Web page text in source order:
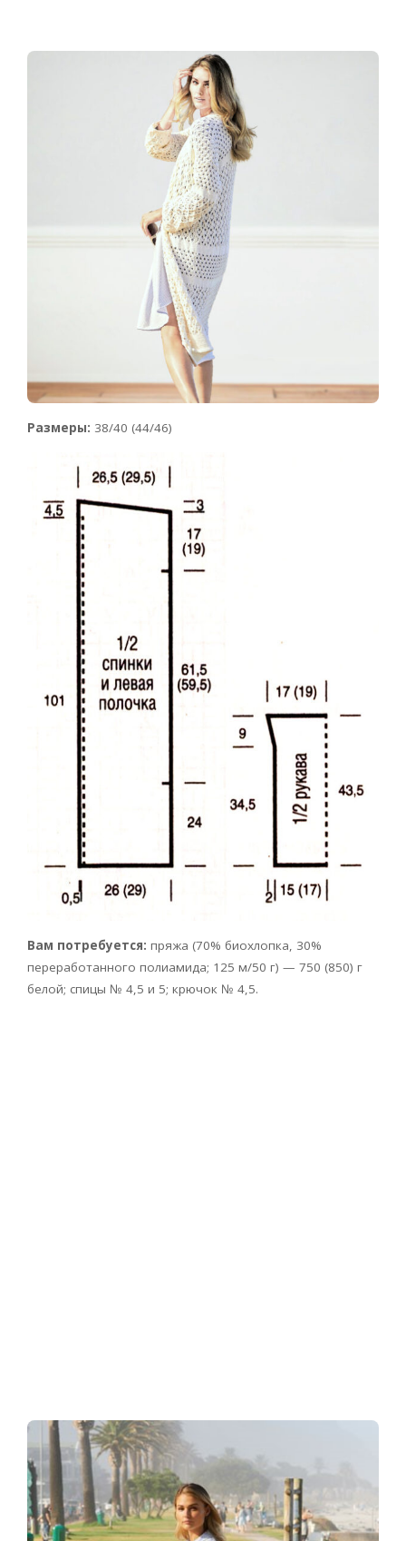
Размеры: 38/40 (44/46)
Вам потребуется: пряжа (70% биохлопка, 30%
переработанного полиамида; 125 м/50 г) — 750 (850) г
белой; спицы № 4,5 и 5; крючок № 4,5.